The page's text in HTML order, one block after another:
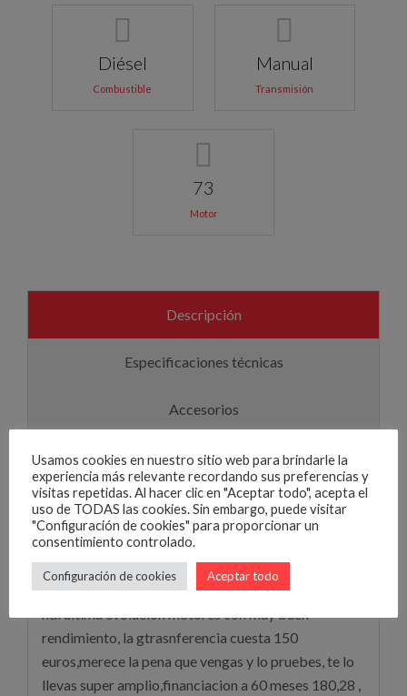
Diésel
Combustible
Manual
Transmisión
73
Motor
Descripción
Especificaciones técnicas
Accesorios
recien pintado,con correa de distribucion cambiada
en el 25 se verifica y se entrega
certificado,revisado al completo, supere
equipado.neumaticos en muy buen uso,. tapiceria
limpia y el coche impoluto,financiacion hasta 6 años.
climatizador. 100 cv que van como la seda,motor 1.6
hdi ultima evolucion motores con muy buen
rendimiento, la gtrasnferencia cuesta 150
euros,merece la pena que vengas y lo pruebes, te lo
llevas super amplio,financiacion a 60 meses 180,28 ,
Usamos cookies en nuestro sitio web para brindarle la
experiencia más relevante recordando sus preferencias y
visitas repetidas. Al hacer clic en "Aceptar todo", acepta el
uso de TODAS las cookies. Sin embargo, puede visitar
"Configuración de cookies" para proporcionar un
consentimiento controlado.
Configuración de cookies Aceptar todo